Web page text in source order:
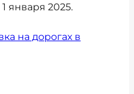
января 2025.
на дорогах в